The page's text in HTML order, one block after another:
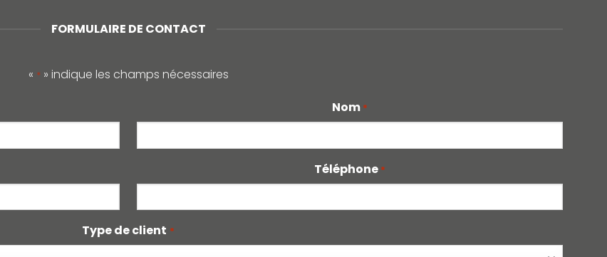
FORMULAIRE DE CONTACT
« *» indique les champs nécessaires
Nom *
Téléphone *
Type de client *